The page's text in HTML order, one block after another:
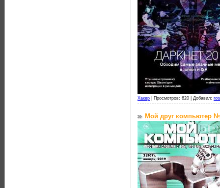
Хакер Просмотров: 620 | Добавил:
Мой друг компьютер